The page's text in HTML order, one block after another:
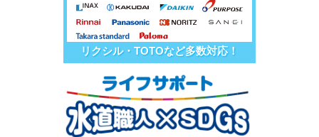
リクシル・TOTOなど多数対応！